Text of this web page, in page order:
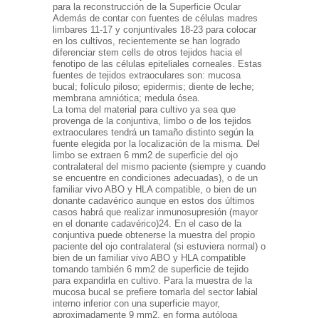
para la reconstrucción de la Superficie Ocular
Además de contar con fuentes de células madres
limbares 11-17 y conjuntivales 18-23 para colocar
en los cultivos, recientemente se han logrado
diferenciar stem cells de otros tejidos hacia el
fenotipo de las células epiteliales corneales. Estas
fuentes de tejidos extraoculares son: mucosa
bucal; folículo piloso; epidermis; diente de leche;
membrana amniótica; medula ósea.
La toma del material para cultivo ya sea que
provenga de la conjuntiva, limbo o de los tejidos
extraoculares tendrá un tamaño distinto según la
fuente elegida por la localización de la misma. Del
limbo se extraen 6 mm2 de superficie del ojo
contralateral del mismo paciente (siempre y cuando
se encuentre en condiciones adecuadas), o de un
familiar vivo ABO y HLA compatible, o bien de un
donante cadavérico aunque en estos dos últimos
casos habrá que realizar inmunosupresión (mayor
en el donante cadavérico)24. En el caso de la
conjuntiva puede obtenerse la muestra del propio
paciente del ojo contralateral (si estuviera normal) o
bien de un familiar vivo ABO y HLA compatible
tomando también 6 mm2 de superficie de tejido
para expandirla en cultivo. Para la muestra de la
mucosa bucal se prefiere tomarla del sector labial
interno inferior con una superficie mayor,
aproximadamente 9 mm2, en forma autóloga